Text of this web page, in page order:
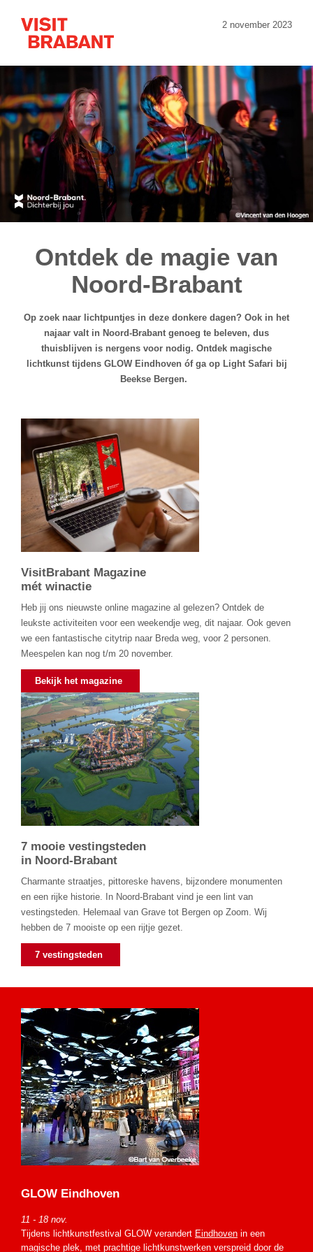
2 november 2023
Ontdek de magie van
Noord-Brabant
Op zoek naar lichtpuntjes in deze donkere dagen? Ook in het
najaar valt in Noord-Brabant genoeg te beleven, dus
thuisblijven is nergens voor nodig. Ontdek magische
lichtkunst tijdens GLOW Eindhoven óf ga op Light Safari bij
Beekse Bergen.
VisitBrabant Magazine
mét winactie
Heb jij ons nieuwste online magazine al gelezen? Ontdek de
leukste activiteiten voor een weekendje weg, dit najaar. Ook geven
we een fantastische citytrip naar Breda weg, voor 2 personen.
Meespelen kan nog t/m 20 november.
Bekijk het magazine
7 mooie vestingsteden
in Noord-Brabant
Charmante straatjes, pittoreske havens, bijzondere monumenten
en een rijke historie. In Noord-Brabant vind je een lint van
vestingsteden. Helemaal van Grave tot Bergen op Zoom. Wij
hebben de 7 mooiste op een rijtje gezet.
7 vestingsteden
GLOW Eindhoven
11 - 18 nov.
Tijdens lichtkunstfestival GLOW verandert Eindhoven in een
magische plek, met prachtige lichtkunstwerken verspreid door de